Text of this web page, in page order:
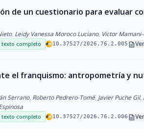
de un cuestionario para evaluar
, Leidy Vanessa Moroco Luciano, Víctor
completo 10.37527/2026.76.2.005 description
el franquismo: antropometría y
Serrano, Roberto Pedrero-Tomé, Javier Puche Gil,
completo 10.37527/2026.76.2.006 description